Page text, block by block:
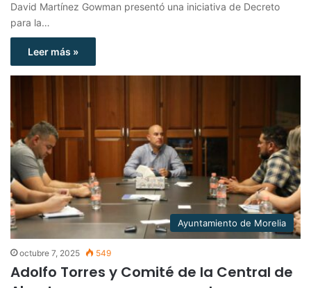
David Martínez Gowman presentó una iniciativa de Decreto
para la…
Leer más »
Ayuntamiento de Morelia
octubre 7, 2025 549
Adolfo Torres y Comité de la Central de